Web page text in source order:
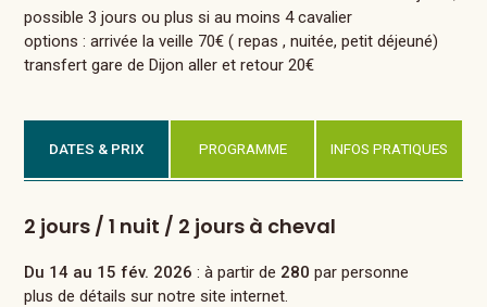
possible 3 jours ou plus si au moins 4 cavalier
options : arrivée la veille 70€ ( repas , nuitée, petit déjeuné)
transfert gare de Dijon aller et retour 20€
DATES & PRIX PROGRAMME INFOS PRATIQUES
2 jours / 1 nuit / 2 jours à cheval
Du 14 au 15 fév. 2026 : à partir de 280 par personne
plus de détails sur notre site internet.